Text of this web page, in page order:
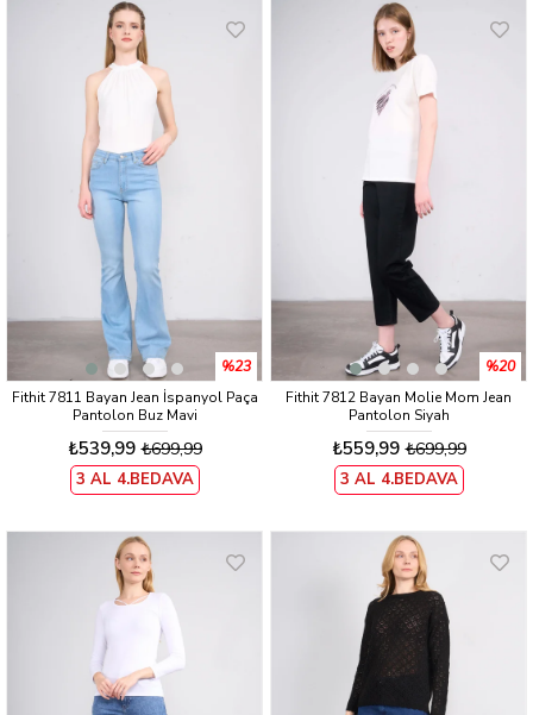
Fithit 7811 Bayan Jean İspanyol Paça
Pantolon Buz Mavi
₺539,99 ₺699,99
3 AL 4.BEDAVA
%23
Fithit 7812 Bayan Molie Mom Jean
Pantolon Siyah
₺559,99 ₺699,99
3 AL 4.BEDAVA
%20